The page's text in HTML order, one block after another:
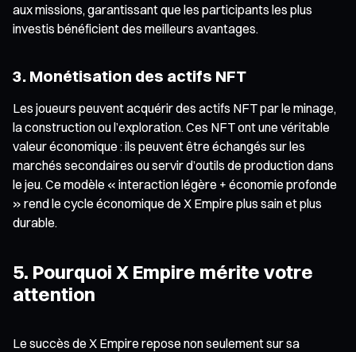
aux missions, garantissant que les participants les plus
investis bénéficient des meilleurs avantages.
3. Monétisation des actifs NFT
Les joueurs peuvent acquérir des actifs NFT par le minage,
la construction ou l’exploration. Ces NFT ont une véritable
valeur économique : ils peuvent être échangés sur les
marchés secondaires ou servir d’outils de production dans
le jeu. Ce modèle « interaction légère + économie profonde
» rend le cycle économique de X Empire plus sain et plus
durable.
5. Pourquoi X Empire mérite votre
attention
Le succès de X Empire repose non seulement sur sa